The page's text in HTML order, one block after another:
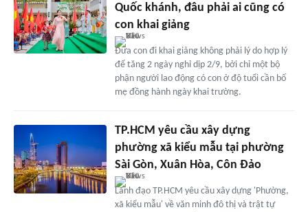
Quốc khánh, đâu phải ai cũng có
con khai giảng
Đưa con đi khai giảng không phải lý do hợp lý
để tăng 2 ngày nghỉ dịp 2/9, bởi chỉ một bộ
phận người lao động có con ở độ tuổi cần bố
mẹ đồng hành ngày khai trường.
TP.HCM yêu cầu xây dựng
phường xã kiểu mẫu tại phường
Sài Gòn, Xuân Hòa, Côn Đảo
Lãnh đạo TP.HCM yêu cầu xây dựng 'Phường,
xã kiểu mẫu' về văn minh đô thị và trật tự